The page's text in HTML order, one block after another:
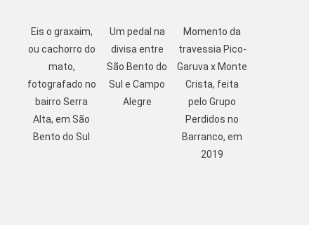
Eis o graxaim,
ou cachorro do
mato,
fotografado no
bairro Serra
Alta, em São
Bento do Sul
Um pedal na
divisa entre
São Bento do
Sul e Campo
Alegre
Momento da
travessia Pico-
Garuva x Monte
Crista, feita
pelo Grupo
Perdidos no
Barranco, em
2019